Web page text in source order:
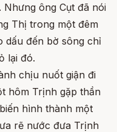
ông Cụt đã nói
Thị trong một đêm
dấu đến bờ sông chỉ
lại đó.
chịu nuốt giận đi
hôm Trịnh gặp thần
hình thành một
rẽ nước đưa Trịnh